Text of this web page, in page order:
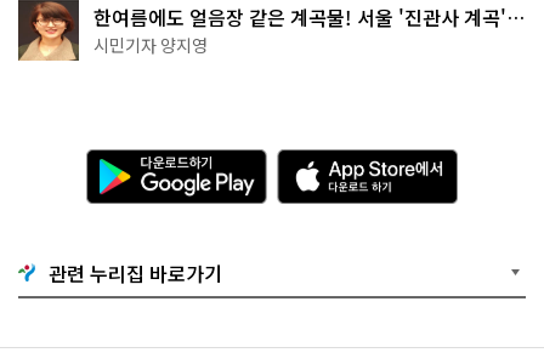
한여름에도 얼음장 같은 계곡물! 서울 '진관사 계곡'이
천국이네~
시민기자 양지영
다
운
로
기
G
o
g
A
p
p
e
서
관련 누리집 바로가기